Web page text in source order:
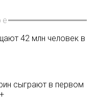
42 млн человек в
сыграют в первом